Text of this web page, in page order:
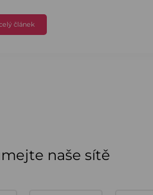
článek
naše sítě